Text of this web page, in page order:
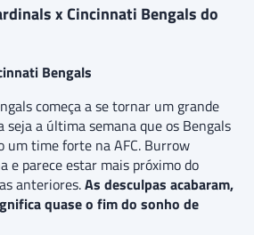
x Cincinnati Bengals do
Bengals
começa a se tornar um grande
seja a última semana que os Bengals
um time forte na AFC. Burrow
e parece estar mais próximo do
anteriores.As desculpas acabaram,
quase o fim do sonho de